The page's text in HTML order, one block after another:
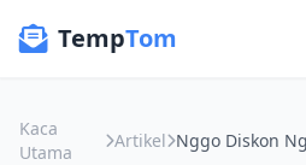
TempTom
Kaca
Utama
Artikel